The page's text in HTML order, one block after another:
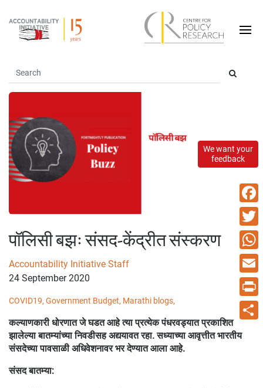
We want your
feedback
पॉलिसी बझः संसद-केंद्रीत संस्करण
Accountability Initiative Staff
24 September 2020
COVID19, Government Budget, Marathi blogs,
कल्याणकारी धोरणात जे घडत आहे त्या प्रत्येक पंधरवड्यात प्रकाशित
झालेल्या बातम्यांच्या निवडीसह अद्ययावत रहा. सध्याच्या आवृत्तीत भारतीय
संसदेच्या पावसाळी अधिवेशनावर भर देण्यात आला आहे.
संसद बातम्या:
Email
Print